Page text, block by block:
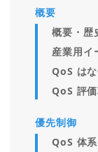
概要
概要・歴
産業用イ
QoS は
QoS 評
優先制御
QoS 体